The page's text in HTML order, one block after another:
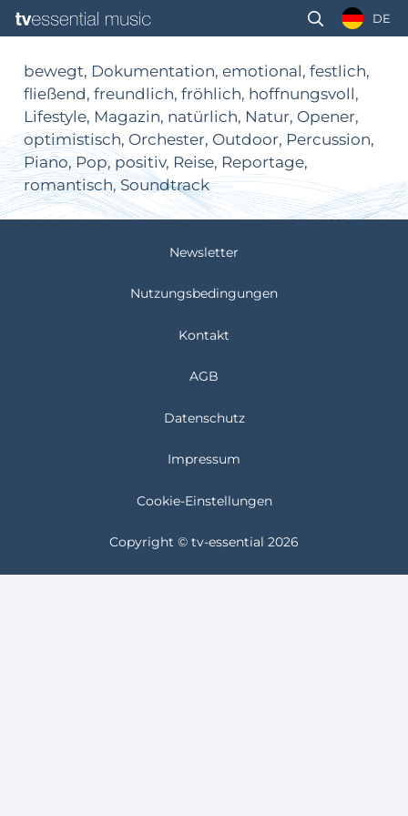
DE
bewegt, Dokumentation, emotional, festlich,
fließend, freundlich, fröhlich, hoffnungsvoll,
Lifestyle, Magazin, natürlich, Natur, Opener,
optimistisch, Orchester, Outdoor, Percussion,
Piano, Pop, positiv, Reise, Reportage,
romantisch, Soundtrack
Newsletter
Nutzungsbedingungen
Kontakt
AGB
Datenschutz
Impressum
Cookie-Einstellungen
Copyright © tv-essential 2026